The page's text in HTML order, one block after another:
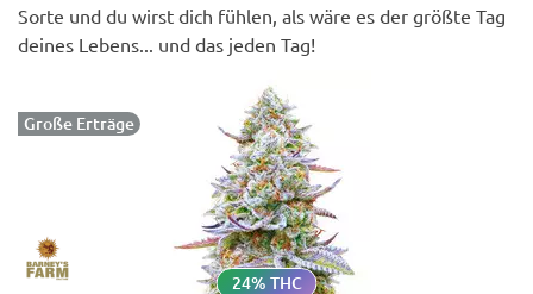
Sorte und du wirst dich fühlen, als wäre es der größte Tag
deines Lebens... und das jeden Tag!
Große Erträge
24% THC